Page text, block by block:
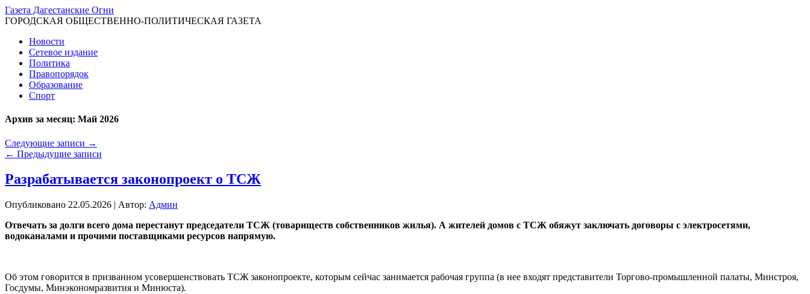
Газета Дагестанские Огни
ГОРОДСКАЯ ОБЩЕСТВЕННО-ПОЛИТИЧЕСКАЯ ГАЗЕТА
Новости
Сетевое издание
Политика
Правопорядок
Образование
Спорт
Архив за месяц: Май 2026
Следующие записи →
← Предыдущие записи
Разрабатывается законопроект о ТСЖ
Опубликовано 22.05.2026 | Автор: Админ
Отвечать за долги всего дома перестанут председатели ТСЖ (товариществ собственников жилья). А жителей домов с ТСЖ обяжут заключать договоры с электросетями,
водоканалами и прочими поставщиками ресурсов напрямую.
Об этом говорится в призванном усовершенствовать ТСЖ законопроекте, которым сейчас занимается рабочая группа (в нее входят представители Торгово-промышленной палаты, Минстроя,
Госдумы, Минэкономразвития и Минюста).